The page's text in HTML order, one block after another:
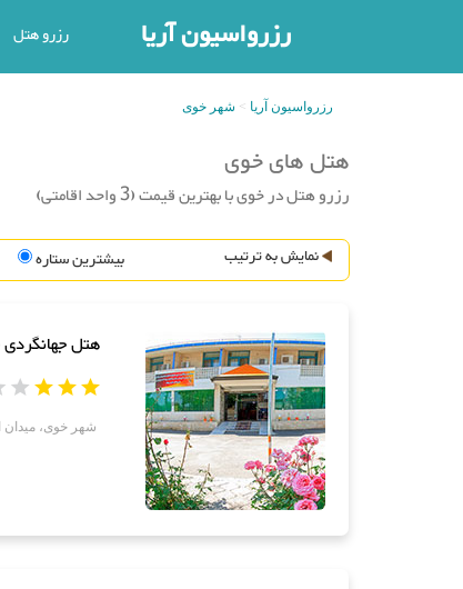
رزرواسیون آریا رزرو هتل
رزرواسیون آریا شهر خوی
هتل های خوی
رزرو هتل در خوی با بهترین قیمت (3 واحد اقامتی)
نمایش به ترتیب بیشترین ستاره
هتل
شهر خوی، میدان